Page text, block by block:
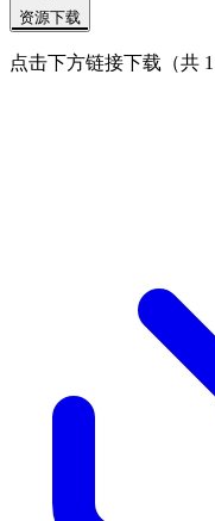
资源下载
点击下方链接下载（共 1